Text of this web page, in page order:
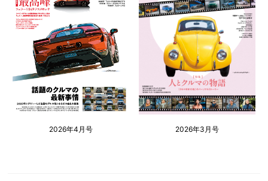
2026年4月号 2026年3月号